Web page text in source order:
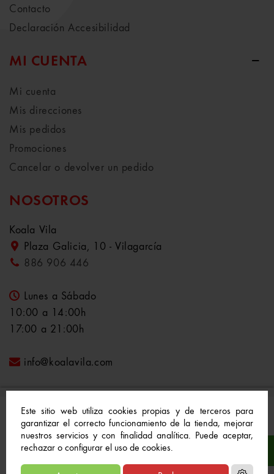
Este sitio web utiliza cookies propias y de terceros para
garantizar el correcto funcionamiento de la tienda, mejorar
nuestros servicios y con finalidad analítica. Puede aceptar,
rechazar o configurar el uso de cookies.
Contacto
Declaración Accesibilidad
MI CUENTA
Mi cuenta
Mis direcciones
Mis pedidos
Promociones
Cancelar o devolver un pedido
NOSOTROS
Koala Vila
Plaza Galicia, 10 - Vilagarcía
886 906 446
Lunes a Sábado
10:00 a 14:00h
17:00 a 21:00h
info@koalavila.com
© 2021-2022 Koala Vila™. Todos los derechos